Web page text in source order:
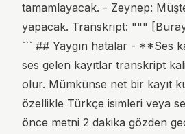
tamamlayacak. - Zeynep:
yapacak. Transkript: """
``` ## Yaygın hatalar - **Ses
ses gelen kayıtlar transkript
olur. Mümkünse net bir kayıt
özellikle Türkçe isimleri veya
önce metni 2 dakika gözden